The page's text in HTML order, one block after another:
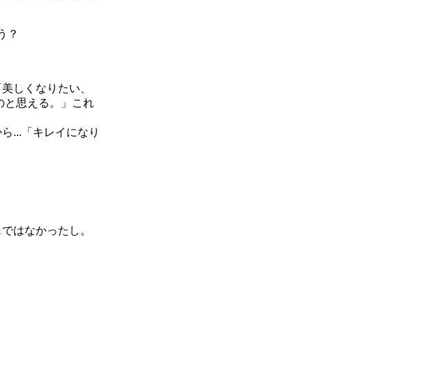
？
しくなりたい、
と思える。」これ
...「キレイになり
はなかったし。